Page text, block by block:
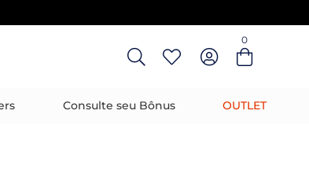
Entre com email ou cpf/cnpj
0
Consulte seu Bônus OUTLET